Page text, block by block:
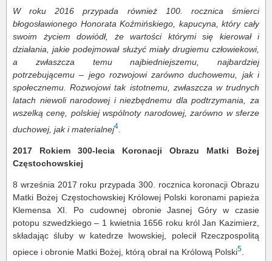
W roku 2016 przypada również 100. rocznica śmierci
błogosławionego Honorata Koźmińskiego, kapucyna, który cały
swoim życiem dowiódł, że wartości którymi się kierował i
działania, jakie podejmował służyć miały drugiemu człowiekowi,
a zwłaszcza temu najbiedniejszemu, najbardziej
potrzebującemu – jego rozwojowi zarówno duchowemu, jak i
społecznemu. Rozwojowi tak istotnemu, zwłaszcza w trudnych
latach niewoli narodowej i niezbędnemu dla podtrzymania, za
wszelką cenę, polskiej wspólnoty narodowej, zarówno w sferze
duchowej, jak i materialnej4
2017 Rokiem 300-lecia Koronacji Obrazu Matki Bożej
Częstochowskiej
8 września 2017 roku przypada 300. rocznica koronacji Obrazu
Matki Bożej Częstochowskiej Królowej Polski koronami papieża
Klemensa XI. Po cudownej obronie Jasnej Góry w czasie
potopu szwedzkiego – 1 kwietnia 1656 roku król Jan Kazimierz,
składając śluby w katedrze lwowskiej, polecił Rzeczpospolitą
opiece i obronie Matki Bożej, którą obrał na Królową Polski5